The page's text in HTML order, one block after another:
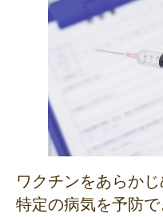
ワクチンをあらかじ
特定の病気を予防